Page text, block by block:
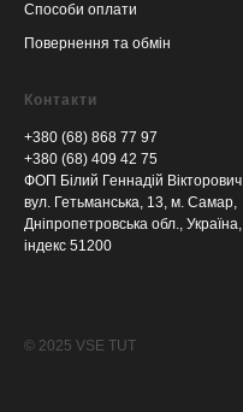
Способи оплати
Повернення та обмін
Контакти
+380 (68) 868 77 97
+380 (68) 409 42 75
ФОП Білий Геннадій Вікторович
вул. Гетьманська, 13, м. Самар,
Дніпропетровська обл., Україна,
індекс 51200
© 2025 VSE TUT